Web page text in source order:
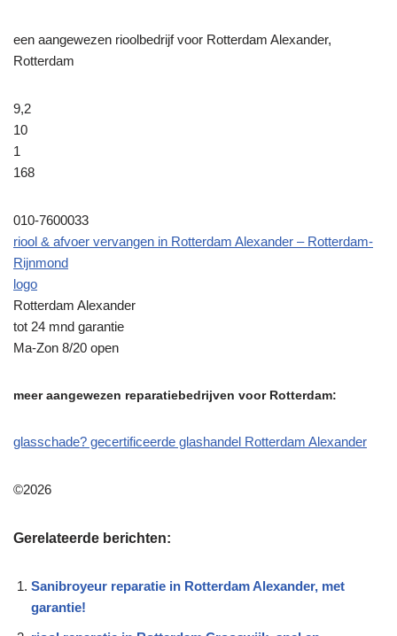
een aangewezen rioolbedrijf voor Rotterdam Alexander,
Rotterdam
9,2
10
1
168
010-7600033
riool & afvoer vervangen in Rotterdam Alexander – Rotterdam-
Rijnmond
logo
Rotterdam Alexander
tot 24 mnd garantie
Ma-Zon 8/20 open
meer aangewezen reparatiebedrijven voor Rotterdam:
glasschade? gecertificeerde glashandel Rotterdam Alexander
©2026
Gerelateerde berichten:
Sanibroyeur reparatie in Rotterdam Alexander, met
garantie!